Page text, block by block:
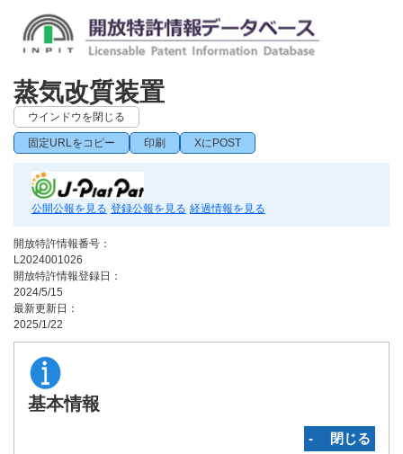
蒸気改質装置
ウインドウを閉じる
固定URLをコピー 印刷 XにPOST
公開公報を見る 登録公報を見る 経過情報を見る
開放特許情報番号：
L2024001026
開放特許情報登録日：
2024/5/15
最新更新日：
2025/1/22
基本情報
‐ 閉じる